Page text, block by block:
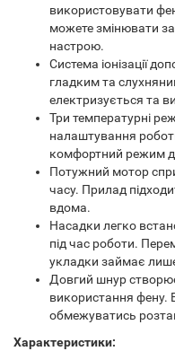
використовувати
можете змінювати
настрою.
Система іонізації
гладким та
електризується та
Три температурні
налаштування
комфортний режим
Потужний мотор
часу. Прилад
вдома.
Насадки легко
під час роботи.
укладки займає
Довгий шнур
використання фену.
обмежуватись
Характеристики: